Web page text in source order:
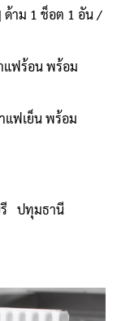
ด้าม 1 ช็อต 1 อัน /
แฟร้อน พร้อม
แฟเย็น พร้อม
รี ปทุมธานี